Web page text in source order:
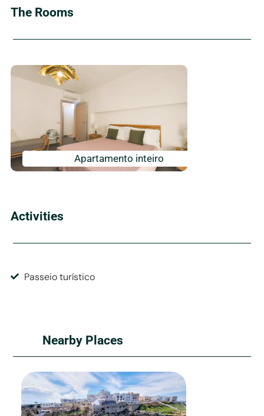
The Rooms
Apartamento inteiro
Activities
Passeio turístico
Nearby Places